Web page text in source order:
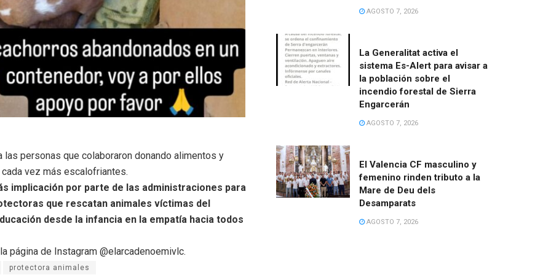
personas que colaboraron donando alimentos y
vez más escalofriantes.
implicación por parte de las administraciones para
que rescatan animales víctimas del
desde la infancia en la empatía hacia todos
página de Instagram @elarcadenoemivlc.
protectora animales
AGOSTO 7, 2026
La Generalitat activa el
sistema Es-Alert para avisar a
la población sobre el
incendio forestal de Sierra
Engarcerán
AGOSTO 7, 2026
El Valencia CF masculino y
femenino rinden tributo a la
Mare de Deu dels
Desamparats
AGOSTO 7, 2026